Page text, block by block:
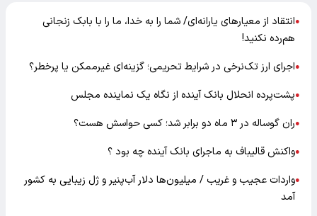
●انتقاد از معیارهای یارانه‌ای/ شما را به خدا، ما را با بابک زنجانی
هم‌رده نکنید!
●اجرای ارز تک‌نرخی در شرایط تحریمی؛ گزینه‌ای غیرممکن یا پرخطر؟
●پشت‌پرده انحلال بانک آینده از نگاه یک نماینده مجلس
●ران گوساله در ۳ ماه دو برابر شد؛ کسی حواسش هست؟
●واکنش قالیباف به ماجرای بانک آینده چه بود ؟
●واردات عجیب و غریب / میلیون‌ها دلار آب‌پنیر و ژل زیبایی به کشور
آمد